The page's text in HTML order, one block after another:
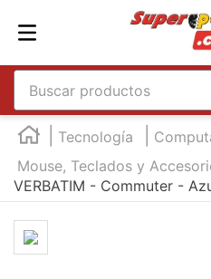
Buscar productos
Tecnología
Mouse, Teclados y
VERBATIM - Commuter -
TÉRMINOS MÁS BUSCADOS
england
2.
marcador e300
3.
4.